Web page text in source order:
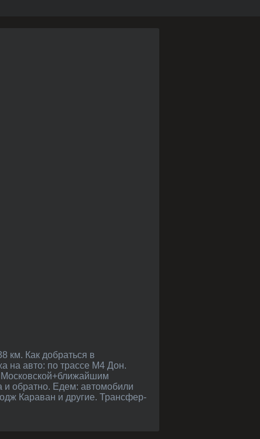
на авто: по трассе М4 Дон.
и обратно. Едем: автомобили
Караван и другие. Трансфер-